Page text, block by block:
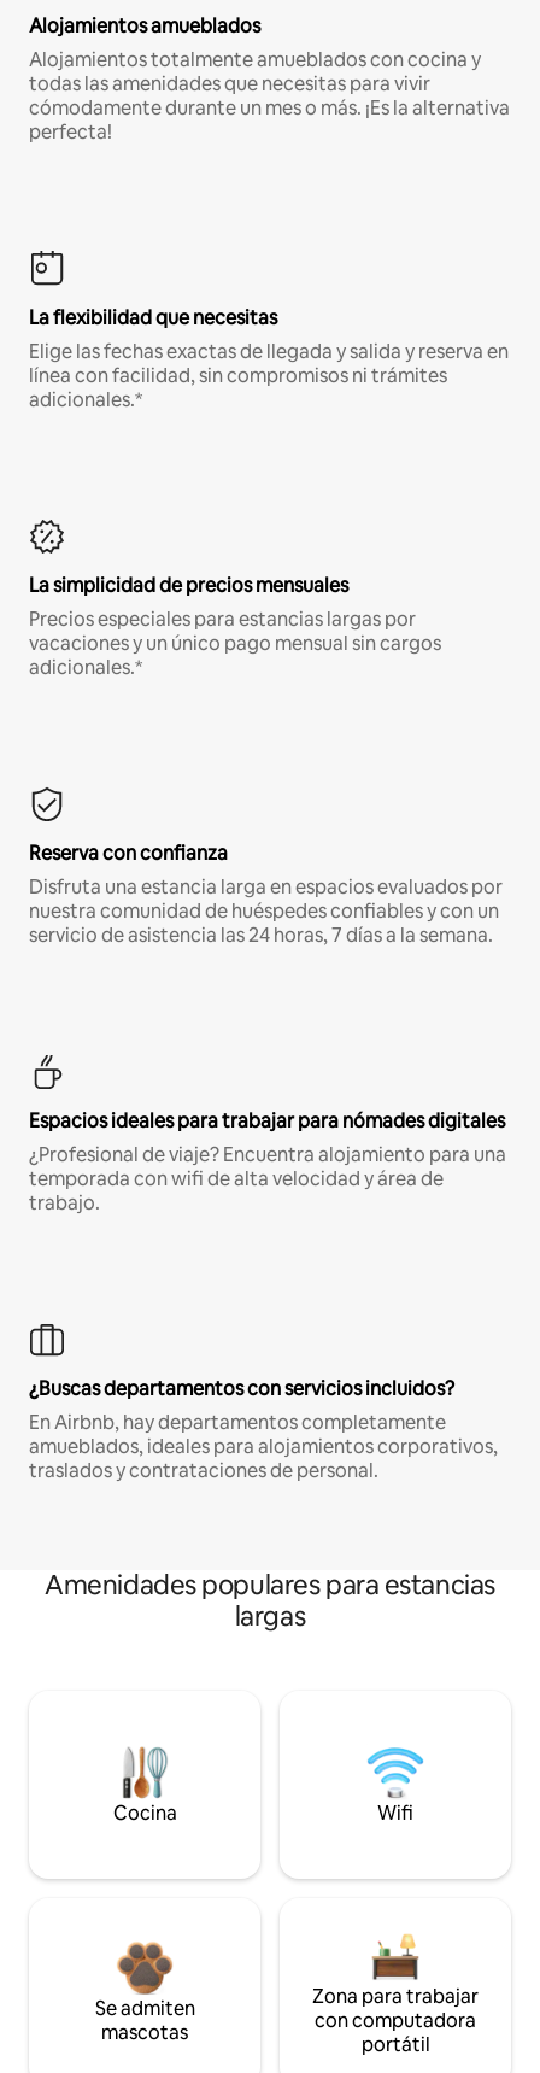
Alojamientos amueblados
Alojamientos totalmente amueblados con cocina y
todas las amenidades que necesitas para vivir
cómodamente durante un mes o más. ¡Es la alternativa
perfecta!
La flexibilidad que necesitas
Elige las fechas exactas de llegada y salida y reserva en
línea con facilidad, sin compromisos ni trámites
adicionales.*
La simplicidad de precios mensuales
Precios especiales para estancias largas por
vacaciones y un único pago mensual sin cargos
adicionales.*
Reserva con confianza
Disfruta una estancia larga en espacios evaluados por
nuestra comunidad de huéspedes confiables y con un
servicio de asistencia las 24 horas, 7 días a la semana.
Espacios ideales para trabajar para nómades digitales
¿Profesional de viaje? Encuentra alojamiento para una
temporada con wifi de alta velocidad y área de
trabajo.
¿Buscas departamentos con servicios incluidos?
En Airbnb, hay departamentos completamente
amueblados, ideales para alojamientos corporativos,
traslados y contrataciones de personal.
Amenidades populares para estancias
largas
Cocina Wifi
Se admiten
mascotas
Zona para trabajar
con computadora
portátil